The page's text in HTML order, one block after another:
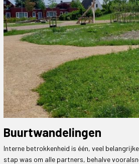
Buurtwandelingen
Interne betrokkenheid is één, veel
stap was om alle partners, behalve